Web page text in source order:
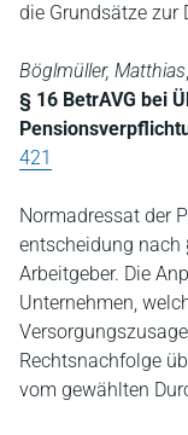
die Grundsätze zur
Böglmüller, Matthias,
§ 16 BetrAVG bei
421
Normadressat der
entscheidung nach
Arbeitgeber. Die
Unternehmen,
Rechtsnachfolge
vom gewählten